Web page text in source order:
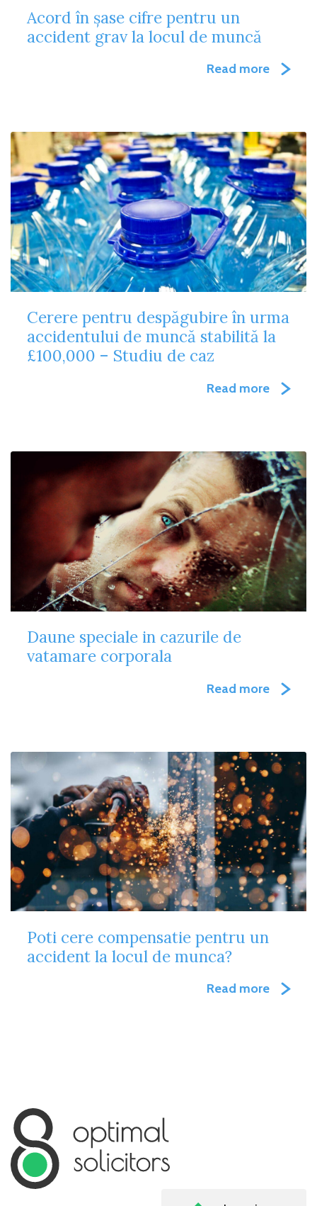
Acord în șase cifre pentru un
accident grav la locul de muncă
Read more
Cerere pentru despăgubire în urma
accidentului de muncă stabilită la
£100,000 – Studiu de caz
Read more
Daune speciale in cazurile de
vatamare corporala
Read more
Poti cere compensatie pentru un
accident la locul de munca?
Read more